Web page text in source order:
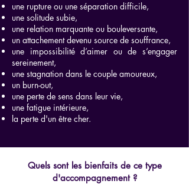
une rupture ou une séparation difficile,
une solitude subie,
une relation marquante ou bouleversante,
un attachement devenu source de souffrance,
une impossibilité d’aimer ou de s’engager
sereinement,
une stagnation dans le couple amoureux,
un burn-out,
une perte de sens dans leur vie,
une fatigue intérieure,
la perte d'un être cher.
Quels sont les bienfaits de ce type
d'accompagnement ?